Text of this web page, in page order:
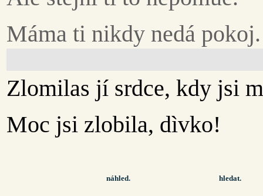
Máma ti nikdy nedá pokoj.
Zlomilas jí srdce, kdy jsi
Moc jsi zlobila, dìvko!
náhled. hledat.